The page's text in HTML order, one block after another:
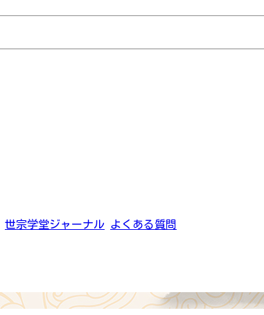
世宗学堂ジャーナル よくある質問